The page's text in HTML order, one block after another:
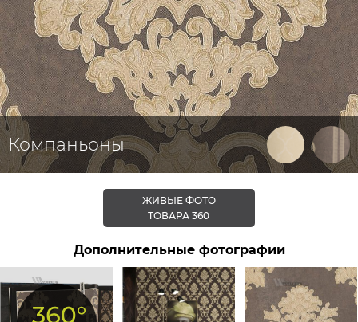
Компаньоны
ЖИВЫЕ ФОТО
ТОВАРА 360
Дополнительные фотографии